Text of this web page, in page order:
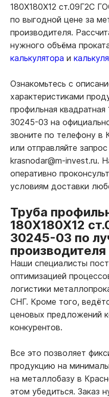
180Х180Х12 ст.09Г2С
по выгодной цене за
производителя.
нужного объёма
калькулятора и
Ознакомьтесь с
характеристиками
профильная
30245-03 на
звоните по телефону в
или отправляйте
krasnodar@m-invest.ru.
оперативно
условиям доставки
Труба
180Х180Х12
30245-03 по
Наши специалисты
оптимизацией
логистики
СНГ. Кроме того,
ценовых предложений
конкурентов.
Все это позволяет
продукцию на
на металлобазу в
этом убедиться. Заказ